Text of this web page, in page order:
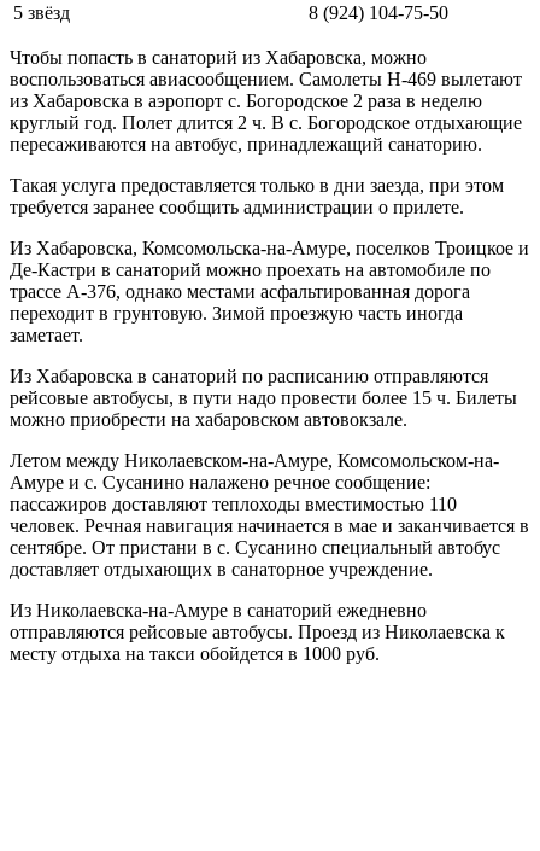
5 звёзд
8 (924) 104-75-50
Чтобы попасть в санаторий из Хабаровска, можно
воспользоваться авиасообщением. Самолеты Н-469 вылетают
из Хабаровска в аэропорт с. Богородское 2 раза в неделю
круглый год. Полет длится 2 ч. В с. Богородское отдыхающие
пересаживаются на автобус, принадлежащий санаторию.
Такая услуга предоставляется только в дни заезда, при этом
требуется заранее сообщить администрации о прилете.
Из Хабаровска, Комсомольска-на-Амуре, поселков Троицкое и
Де-Кастри в санаторий можно проехать на автомобиле по
трассе А-376, однако местами асфальтированная дорога
переходит в грунтовую. Зимой проезжую часть иногда
заметает.
Из Хабаровска в санаторий по расписанию отправляются
рейсовые автобусы, в пути надо провести более 15 ч. Билеты
можно приобрести на хабаровском автовокзале.
Летом между Николаевском-на-Амуре, Комсомольском-на-
Амуре и с. Сусанино налажено речное сообщение:
пассажиров доставляют теплоходы вместимостью 110
человек. Речная навигация начинается в мае и заканчивается в
сентябре. От пристани в с. Сусанино специальный автобус
доставляет отдыхающих в санаторное учреждение.
Из Николаевска-на-Амуре в санаторий ежедневно
отправляются рейсовые автобусы. Проезд из Николаевска к
месту отдыха на такси обойдется в 1000 руб.